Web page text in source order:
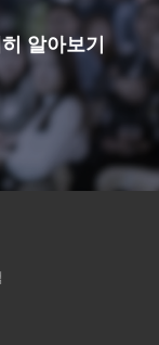
알아보기